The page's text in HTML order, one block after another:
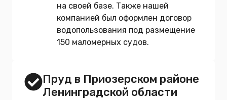
на своей базе. Также нашей
компанией был оформлен договор
водопользования под размещение
150 маломерных судов.
Пруд в Приозерском районе
Ленинградской области